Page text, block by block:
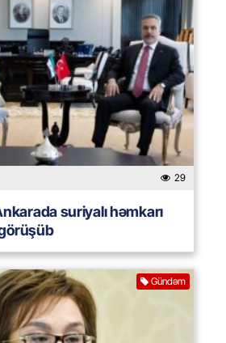
29
suriyalı həmkarı
Gündəm